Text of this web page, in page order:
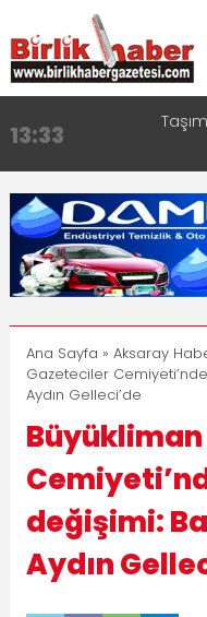
13:33
17:15
Aksaray
16:00
Aksaray
8:23
11:30
Ana Sayfa » Aksaray
Gazeteciler
Aydın Gelleci’de
değişimi:
Aydın